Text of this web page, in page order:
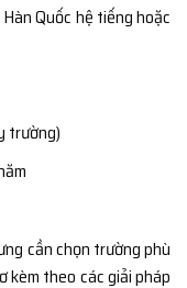
Quốc hệ tiếng hoặc
trường)
cần chọn trường phù
kèm theo các giải pháp